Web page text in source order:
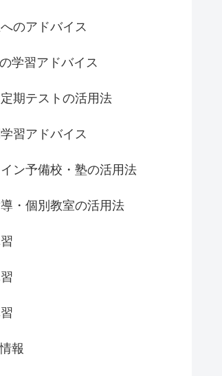
のアドバイス
学習アドバイス
期テストの活用法
習アドバイス
ン予備校・塾の活用法
・個別教室の活用法
報